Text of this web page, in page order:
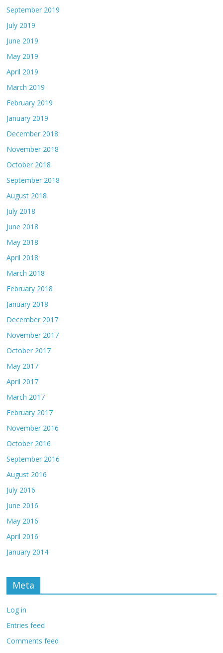
September 2019
July 2019
June 2019
May 2019
April 2019
March 2019
February 2019
January 2019
December 2018
November 2018
October 2018
September 2018
August 2018
July 2018
June 2018
May 2018
April 2018
March 2018
February 2018
January 2018
December 2017
November 2017
October 2017
May 2017
April 2017
March 2017
February 2017
November 2016
October 2016
September 2016
August 2016
July 2016
June 2016
May 2016
April 2016
January 2014
Meta
Log in
Entries feed
Comments feed